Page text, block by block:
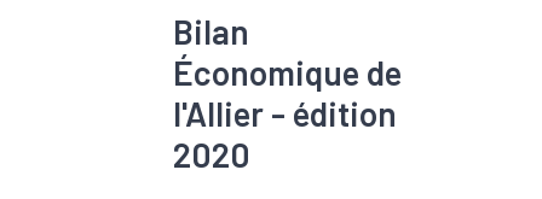
Bilan
Économique de
l'Allier - édition
2020